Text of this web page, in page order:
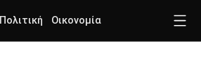
Πολιτική Οικονομία